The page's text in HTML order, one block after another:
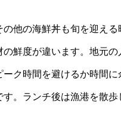
の他の海鮮丼も旬を迎え
の鮮度が違います。地元
ーク時間を避けるか時間
す。ランチ後は漁港を散